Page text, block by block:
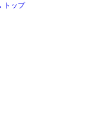
トップ